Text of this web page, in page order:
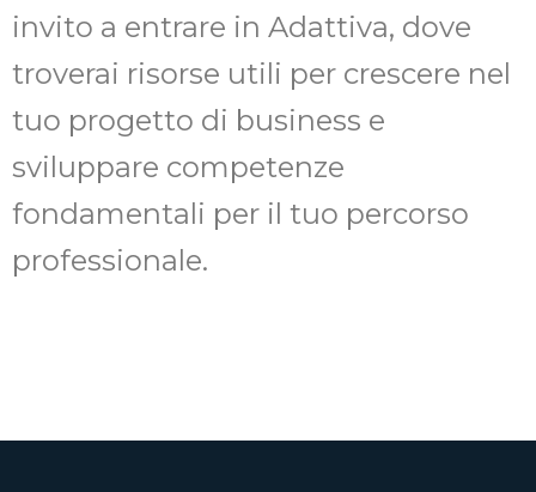
invito a entrare in Adattiva, dove
troverai risorse utili per crescere nel
tuo progetto di business e
sviluppare competenze
fondamentali per il tuo percorso
professionale.